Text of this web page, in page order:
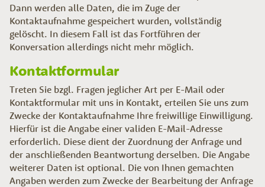
Dann werden alle Daten, die im Zuge der
Kontaktaufnahme gespeichert wurden, vollständig
gelöscht. In diesem Fall ist das Fortführen der
Konversation allerdings nicht mehr möglich.
Kontaktformular
Treten Sie bzgl. Fragen jeglicher Art per E-Mail oder
Kontaktformular mit uns in Kontakt, erteilen Sie uns zum
Zwecke der Kontaktaufnahme Ihre freiwillige Einwilligung.
Hierfür ist die Angabe einer validen E-Mail-Adresse
erforderlich. Diese dient der Zuordnung der Anfrage und
der anschließenden Beantwortung derselben. Die Angabe
weiterer Daten ist optional. Die von Ihnen gemachten
Angaben werden zum Zwecke der Bearbeitung der Anfrage